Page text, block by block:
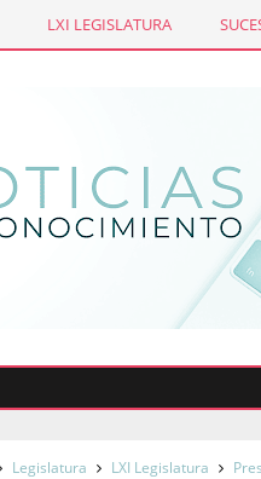
LXI LEGISLATURA
Legislatura LXI Legislatura